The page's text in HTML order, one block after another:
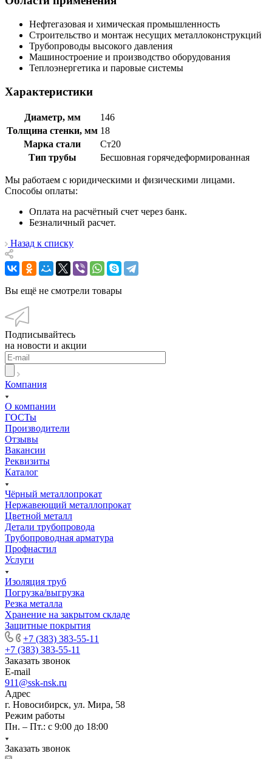
Нефтегазовая и химическая промышленность
Строительство и монтаж несущих металлоконструкций
Трубопроводы высокого давления
Машиностроение и производство оборудования
Теплоэнергетика и паровые системы
Характеристики
Диаметр, мм
146
Толщина стенки, мм 18
Марка стали
Ст20
Тип трубы
Бесшовная горячедеформированная
Мы работаем с юридическими и физическими лицами.
Способы оплаты:
Оплата на расчётный счет через банк.
Безналичный расчет.
Назад к списку
Вы ещё не смотрели товары
Подписывайтесь
на новости и акции
Компания
О компании
ГОСТы
Производители
Отзывы
Вакансии
Реквизиты
Каталог
Чёрный металлопрокат
Нержавеющий металлопрокат
Цветной металл
Детали трубопровода
Трубопроводная арматура
Профнастил
Услуги
Изоляция труб
Погрузка/выгрузка
Резка металла
Хранение на закрытом складе
Защитные покрытия
+7 (383) 383-55-11
+7 (383) 383-55-11
Заказать звонок
E-mail
911@ssk-nsk.ru
Адрес
г. Новосибирск, ул. Мира, 58
Режим работы
Пн. – Пт.: с 9:00 до 18:00
Заказать звонок